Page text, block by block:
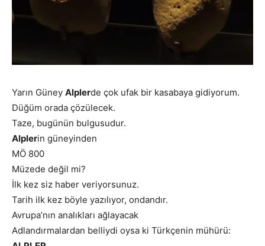
Yarın Güney Alplerde çok ufak bir kasabaya gidiyorum.
Düğüm orada çözülecek.
Taze, bugünün bulgusudur.
Alplerin güneyinden
MÖ 800
Müzede değil mi?
İlk kez siz haber veriyorsunuz.
Tarih ilk kez böyle yazılıyor, ondandır.
Avrupa’nın analıkları ağlayacak
Adlandırmalardan belliydi oysa ki Türkçenin mühürü: